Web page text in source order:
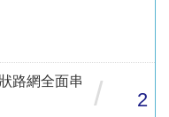
路網全面串
/ 2